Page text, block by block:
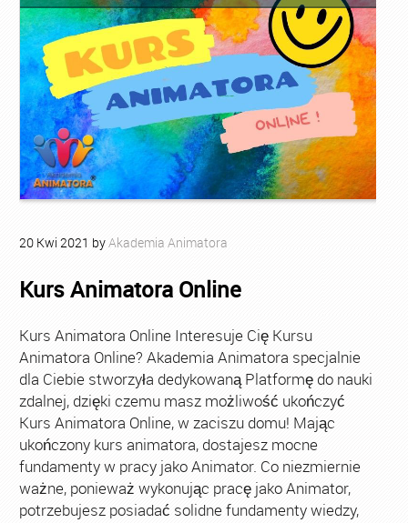
20 Kwi 2021 byAkademia Animatora
Kurs Animatora Online
Kurs Animatora Online Interesuje Cię Kursu
Animatora Online? Akademia Animatora specjalnie
dla Ciebie stworzyła dedykowaną Platformę do nauki
zdalnej, dzięki czemu masz możliwość ukończyć
Kurs Animatora Online, w zaciszu domu! Mając
ukończony kurs animatora, dostajesz mocne
fundamenty w pracy jako Animator. Co niezmiernie
ważne, ponieważ wykonując pracę jako Animator,
potrzebujesz posiadać solidne fundamenty wiedzy,